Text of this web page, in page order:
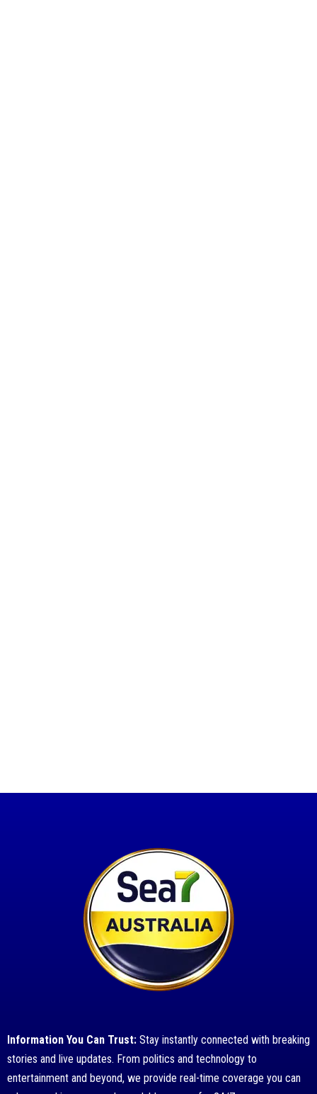
Information You Can Trust: Stay instantly connected with breaking
stories and live updates. From politics and technology to
entertainment and beyond, we provide real-time coverage you can